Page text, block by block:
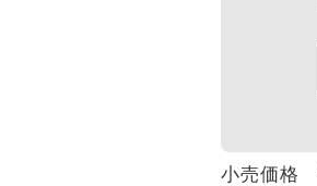
小売価格